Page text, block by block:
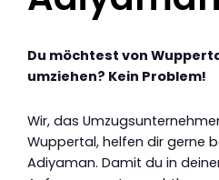
Du möchtest von
umziehen? Kein Problem!
Wir, das
Wuppertal, helfen dir gerne
Adiyaman. Damit du in